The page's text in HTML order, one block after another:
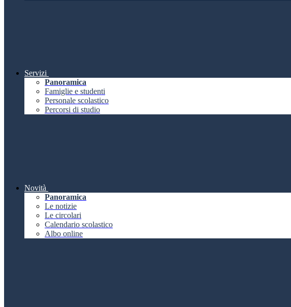
Servizi
Panoramica
Famiglie e studenti
Personale scolastico
Percorsi di studio
Novità
Panoramica
Le notizie
Le circolari
Calendario scolastico
Albo online